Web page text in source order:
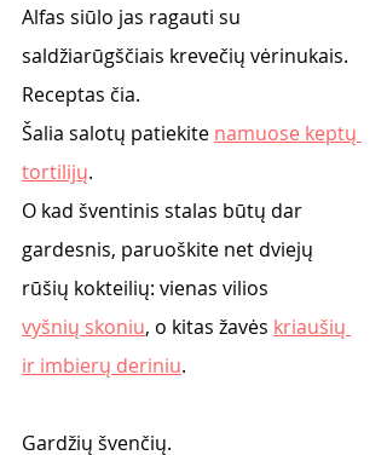
Alfas siūlo jas ragauti su
saldžiarūgščiais krevečių vėrinukais.
Receptas čia.
Šalia salotų patiekite namuose keptų
tortilijų.
O kad šventinis stalas būtų dar
gardesnis, paruoškite net dviejų
rūšių kokteilių: vienas vilios
vyšnių skoniu, o kitas žavės kriaušių
ir imbierų deriniu.
Gardžių švenčių.